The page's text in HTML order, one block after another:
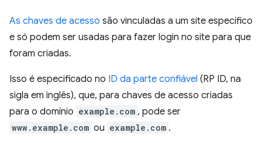
As chaves de acesso são vinculadas a um site específico
e só podem ser usadas para fazer login no site para que
foram criadas.
Isso é especificado no ID da parte confiável (RP ID, na
sigla em inglês), que, para chaves de acesso criadas
para o domínio example.com , pode ser
www.example.com ou example.com .